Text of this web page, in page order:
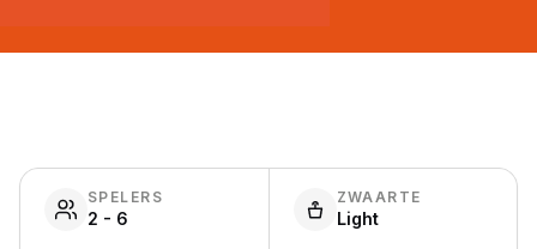
SPELERS
2 - 6
ZWAARTE
Light